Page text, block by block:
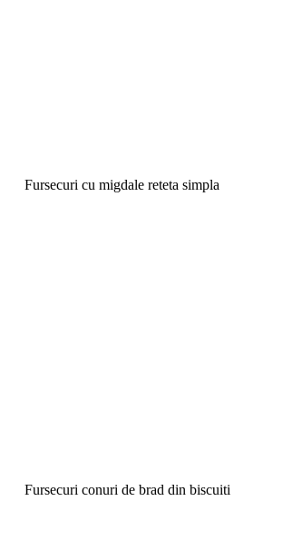
Fursecuri cu migdale reteta simpla
Fursecuri conuri de brad din biscuiti